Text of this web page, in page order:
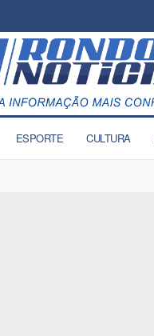
ESPORTE CULTURA